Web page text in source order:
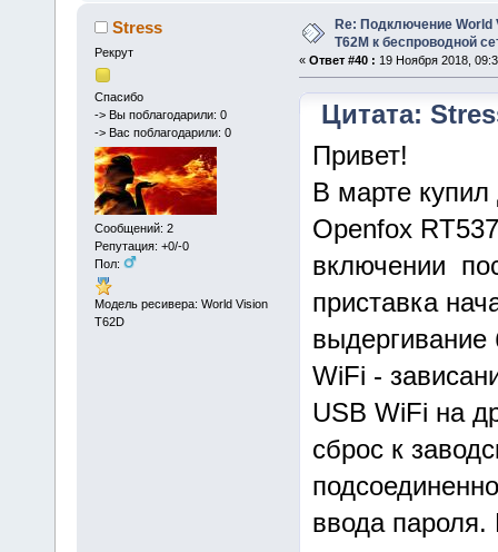
Stress
Рекрут
Спасибо
-> Вы поблагодарили: 0
-> Вас поблагодарили: 0
Сообщений: 2
Репутация: +0/-0
Пол:
Модель ресивера: World Vision
T62D
Re: Подключение World
Т62М к беспроводной
« Ответ #40 : 19 Ноября 2018,
Цитата:
Привет!
В марте
Openfox
включении
приставка
WiFi -
USB WiFi на
сброс к
ввода пароля.